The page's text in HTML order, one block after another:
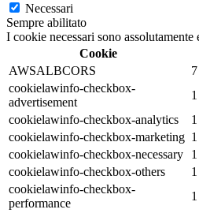
Necessari
Sempre abilitato
I cookie necessari sono
Cookie
AWSALBCORS
cookielawinfo-checkbox-
advertisement
cookielawinfo-checkbox-analytics
cookielawinfo-checkbox-marketing
cookielawinfo-checkbox-necessary
cookielawinfo-checkbox-others
cookielawinfo-checkbox-
performance